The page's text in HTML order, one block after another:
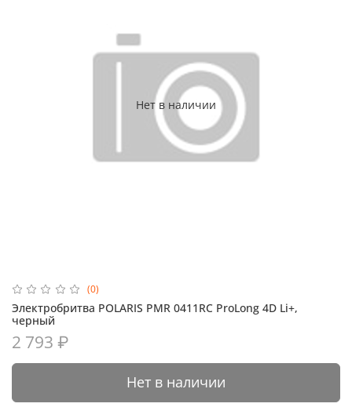
Нет в наличии
(0)
Электробритва POLARIS PMR 0411RC ProLong 4D Li+,
черный
2 793 ₽
Нет в наличии